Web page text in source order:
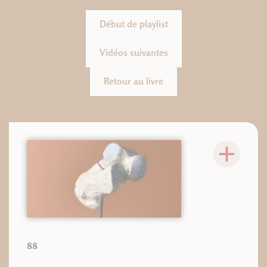
Début de playlist
Vidéos suivantes
Retour au livre
88